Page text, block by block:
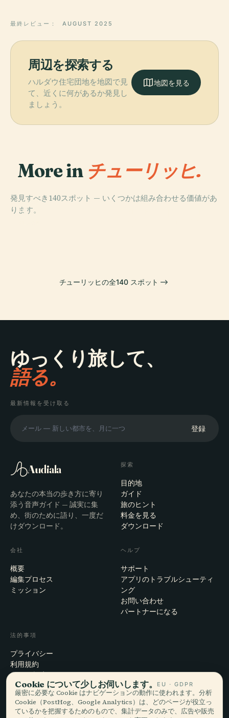
最終レビュー： AUGUST 2025
周辺を探索する
ハルダウ住宅団地を地図で見
て、近くに何があるか発見し
ましょう。
地図を見る
More in チューリッヒ.
発見すべき140スポット — いくつかは組み合わせる価値があ
ります。
PLACE
チューリッヒ歌
PLACE
チューリッヒの全140 スポット
ゆっくり旅して、
語る。
最新情報を受け取る
登録
Audiala
あなたの本当の歩き方に寄り
添う音声ガイド — 誠実に集
め、街のために語り、一度だ
けダウンロード。
探索
目的地
ガイド
旅のヒント
料金を見る
ダウンロード
会社
概要
編集プロセス
ミッション
ヘルプ
サポート
アプリのトラブルシューティ
ング
お問い合わせ
パートナーになる
法的事項
プライバシー
利用規約
Cookie設定
アカウント削除
Cookie について少しお伺いします。 EU · GDPR
厳密に必要な Cookie はナビゲーションの動作に使われます。分析
Cookie（PostHog、Google Analytics）は、どのページが役立っ
ているかを把握するためのもので、集計データのみで、広告や販売